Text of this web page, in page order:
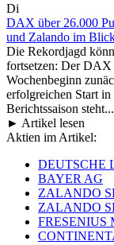
Di
DAX über 26.000
und Zalando im
Die Rekordjagd
fortsetzen: Der DAX
Wochenbeginn
erfolgreichen Start
Berichtssaison steht...
► Artikel lesen
Aktien im Artikel:
DEUTSCHE
BAYER AG
ZALANDO
ZALANDO
FRESENIUS